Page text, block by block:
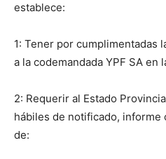
establece:
1: Tener por cumplimentadas
a la codemandada YPF SA en
2: Requerir al Estado
hábiles de notificado,
de: